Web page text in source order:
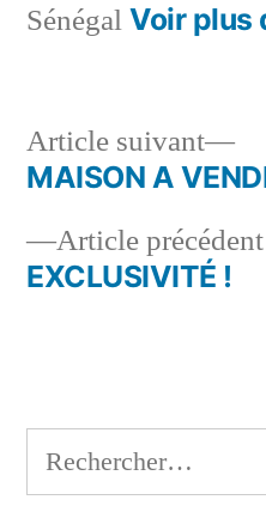
Sénégal Voir plus
Navigation
deArticle précédent
EXCLUSIVITÉ !
Article suivant
MAISON A
Rechercher :